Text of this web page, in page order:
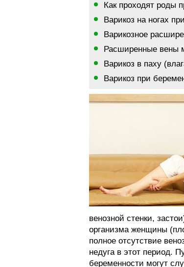
Как проходят роды
Варикоз на ногах
Варикозное
Расширенные вены
Варикоз в паху
Варикоз при
венозной стенки,
организма женщины
полное отсутствие
недуга в этот период.
беременности могут